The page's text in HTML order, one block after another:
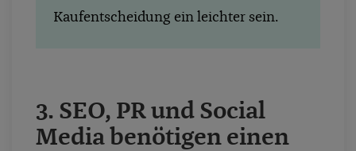
Kaufentscheidung ein leichter sein.
3. SEO, PR und Social
Media benötigen einen